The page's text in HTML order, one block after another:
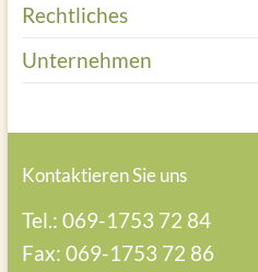
Rechtliches
Unternehmen
Kontaktieren Sie uns
Tel.: 069-1753 72 84
Fax: 069-1753 72 86